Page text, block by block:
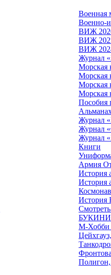
Военная
Военно-
ВИЖ
ВИЖ
ВИЖ
Журнал
Морская
Морская
Морская
Морская
Пособия
Журнал
Журнал
Журнал
Книги
Армия
История
История
История
М-Хобби